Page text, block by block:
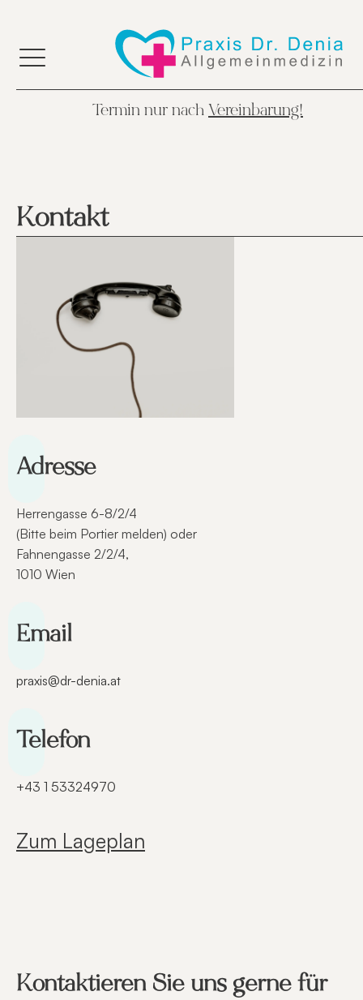
Termin nur nach Vereinbarung!
Kontakt
Adresse
Herrengasse 6-8/2/4
(Bitte beim Portier melden) oder
Fahnengasse 2/2/4,
1010 Wien
Email
praxis@dr-denia.at
Telefon
+43 1 53324970
Zum Lageplan
Kontaktieren Sie uns gerne für